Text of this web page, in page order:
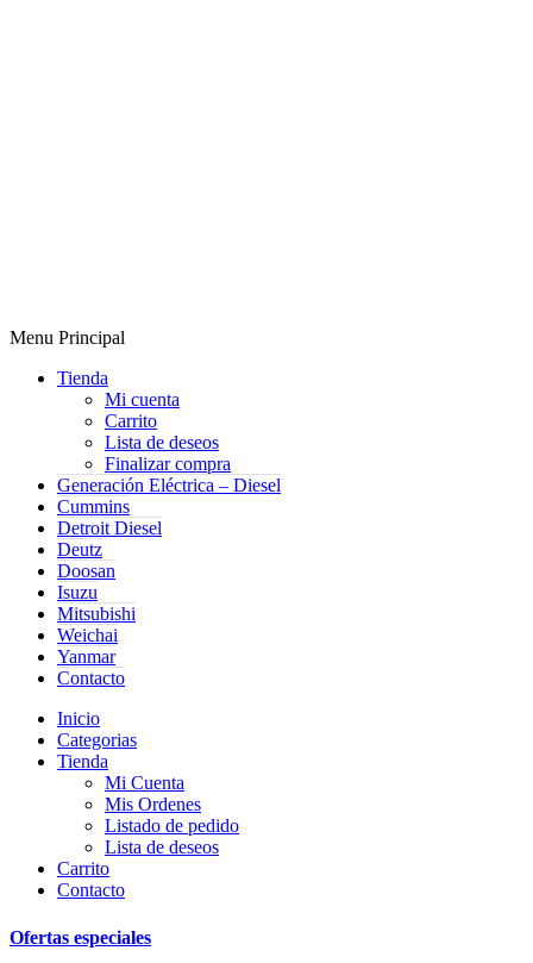
Menu Principal
Tienda
Mi cuenta
Carrito
Lista de deseos
Finalizar compra
Generación Eléctrica – Diesel
Cummins
Detroit Diesel
Deutz
Doosan
Isuzu
Mitsubishi
Weichai
Yanmar
Contacto
Inicio
Categorias
Tienda
Mi Cuenta
Mis Ordenes
Listado de pedido
Lista de deseos
Carrito
Contacto
Ofertas especiales